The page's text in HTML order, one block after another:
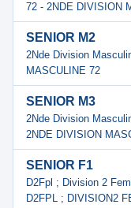
72 - 2NDE DIVISION
SENIOR M2
2Nde Division
MASCULINE 72
SENIOR M3
2Nde Division
2NDE DIVISION
SENIOR F1
D2Fpl ; Division 2
D2FPL ; DIVISION2